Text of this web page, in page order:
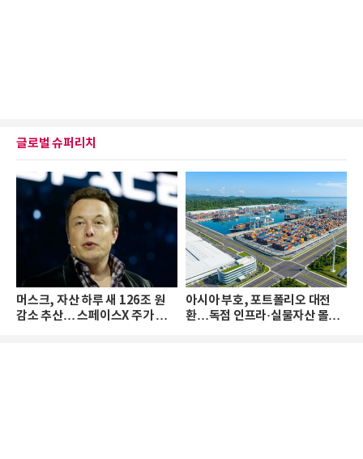
글로벌 슈퍼리치
머스크, 자산 하루 새 126조 원
감소 추산… 스페이스X 주가 하
아시아 부호, 포트폴리오 대전
환…독점 인프라·실물자산 몰린